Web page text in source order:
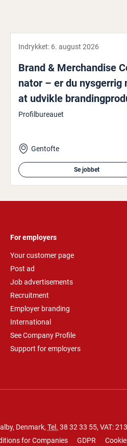
Indrykket: 6. august 2026
Brand & Mer­chan­di­se
na­tor – er du nysgerrig
at udvikle
der bliver husket?
Profilbureauet
Gentofte
Se jobbet
For employers
Your customer page
Post ad
Job advertisements
Recruitment
Employer branding
International
See Company Profile
Support for employers
Denmark, Tel. 38 32 33 55, VAT:
for Companies GDPR